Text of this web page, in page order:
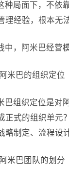
种局面下，不依
理经验，根本无
中，阿米巴经营
米巴的组织定位
巴组织定位是对
正式的组织单元
略制定、流程设
米巴团队的划分